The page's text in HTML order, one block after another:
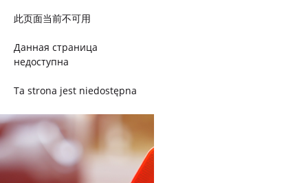
此页面当前不可用
Данная страница
недоступна
Ta strona jest niedostępna
Trang này không có
Esta página não está
disponível